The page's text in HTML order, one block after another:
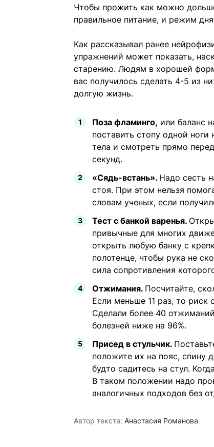
Чтобы прожить как можно
правильное питание, и режим
Как рассказывал ранее
упражнений может показать,
старению. Людям в хорошей
вас получилось сделать 4-5 из
долгую жизнь.
Поза фламинго, или баланс
поставить стопу одной
тела и смотреть прямо
секунд.
«Сядь-встань». Надо сесть
стоя. При этом нельзя
словам ученых, если
Тест с банкой варенья.
привычные для многих
открыть любую банку с
полотенце, чтобы рука не
сила сопротивления
Отжимания. Посчитайте,
Если меньше 11 раз, то риск
Сделали более 40
болезней ниже на 96%.
Присед в стульчик.
положите их на пояс, спину
будто садитесь на стул.
В таком положении надо
аналогичных подходов без
Автор текста: Анастасия Романова